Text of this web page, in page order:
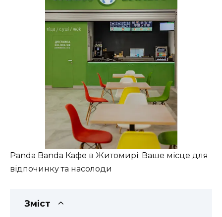
Panda Banda Кафе в Житомирі: Ваше місце для
відпочинку та насолоди
Зміст